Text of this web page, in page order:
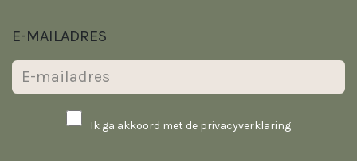
E-MAILADRES
Ik ga akkoord met de privacyverklaring